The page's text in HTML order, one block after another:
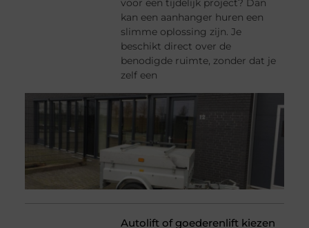
voor een tijdelijk project? Dan
kan een aanhanger huren een
slimme oplossing zijn. Je
beschikt direct over de
benodigde ruimte, zonder dat je
zelf een
Autolift of goederenlift kiezen